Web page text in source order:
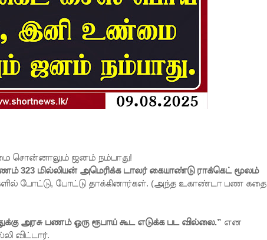
சொன்னாலும் ஜனம் நம்பாது!
323 மில்லியன் அமெரிக்க டாலர் கையாண்டு ராக்கெட் மூலம்
போட்டு, போட்டு தாக்கினார்கள். (அ‌ந்த உகாண்டா பண கதை
அரசு பணம் ஒரு ரூபாய் கூட எடுக்க பட வில்லை.” என
விட்டார்.